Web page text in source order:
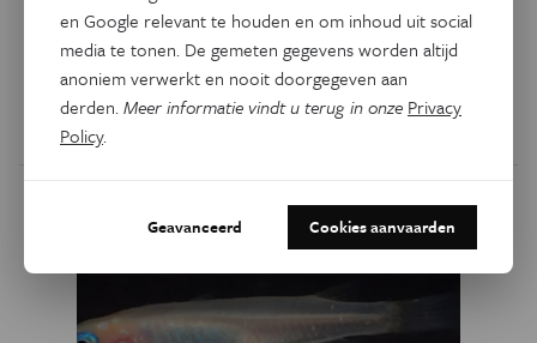
individuele mensen. Een nieuwe studie toont aan dat ook
vissen dit kunnen – mits ze de juiste visuele aanwijzingen
krijgen.
en Google relevant te houden en om inhoud uit social
media te tonen. De gemeten gegevens worden altijd
anoniem verwerkt en nooit doorgegeven aan
derden.Meer informatie vindt u terug in onze Privacy
Policy.
Geavanceerd Cookies aanvaarden